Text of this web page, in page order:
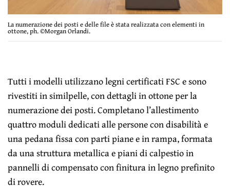
La numerazione dei posti e delle file è stata realizzata con elementi in
ottone, ph. ©Morgan Orlandi.
Tutti i modelli utilizzano legni certificati FSC e sono
rivestiti in similpelle, con dettagli in ottone per la
numerazione dei posti. Completano l’allestimento
quattro moduli dedicati alle persone con disabilità e
una pedana fissa con parti piane e in rampa, formata
da una struttura metallica e piani di calpestio in
pannelli di compensato con finitura in legno prefinito
di rovere.